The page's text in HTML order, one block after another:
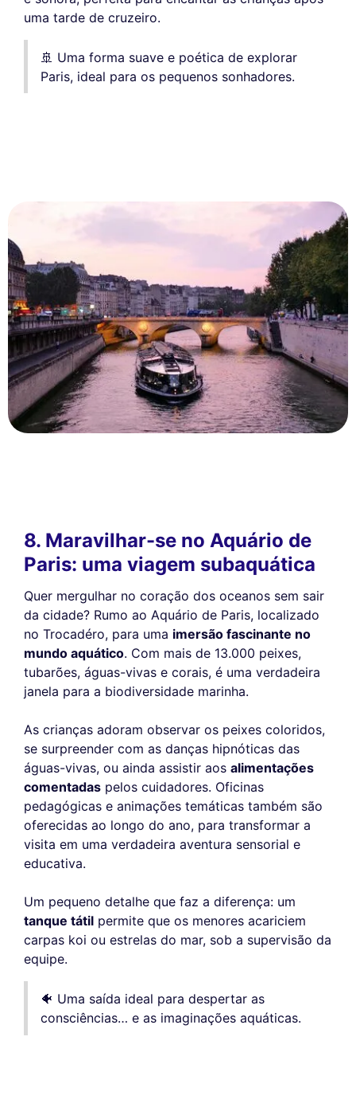
uma tarde de cruzeiro.
🚢 Uma forma suave e poética de explorar
Paris, ideal para os pequenos sonhadores.
8. Maravilhar-se no Aquário de
Paris: uma viagem subaquática
Quer mergulhar no coração dos oceanos sem sair
da cidade? Rumo ao Aquário de Paris, localizado
no Trocadéro, para uma imersão fascinante no
mundo aquático. Com mais de 13.000 peixes,
tubarões, águas-vivas e corais, é uma verdadeira
janela para a biodiversidade marinha.
As crianças adoram observar os peixes coloridos,
se surpreender com as danças hipnóticas das
águas-vivas, ou ainda assistir aos alimentações
comentadas pelos cuidadores. Oficinas
pedagógicas e animações temáticas também são
oferecidas ao longo do ano, para transformar a
visita em uma verdadeira aventura sensorial e
educativa.
Um pequeno detalhe que faz a diferença: um
tanque tátil permite que os menores acariciem
carpas koi ou estrelas do mar, sob a supervisão da
equipe.
🐠 Uma saída ideal para despertar as
consciências… e as imaginações aquáticas.